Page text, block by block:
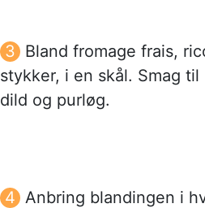
Bland fromage frais,
stykker, i en skål. Smag
dild og purløg.
Anbring blandingen i